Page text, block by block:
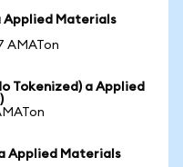
Applied Materials
AMATon
Tokenized) a Applied
Applied Materials